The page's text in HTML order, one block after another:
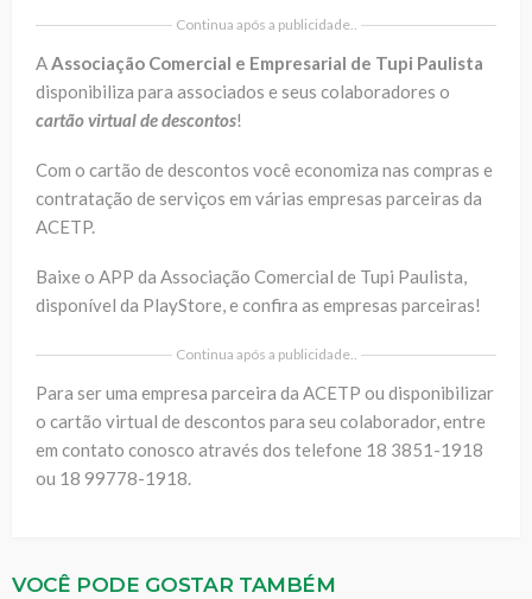
Continua após a publicidade..
AAssociação Comercial e Empresarial de Tupi Paulista
disponibiliza para associados e seus colaboradores o
cartão virtual de descontos!
Com o cartão de descontos você economiza nas compras e
contratação de serviços em várias empresas parceiras da
ACETP.
Baixe o APP da Associação Comercial de Tupi Paulista,
disponível da PlayStore, e confira as empresas parceiras!
Continua após a publicidade..
Para ser uma empresa parceira da ACETP ou disponibilizar
o cartão virtual de descontos para seu colaborador, entre
em contato conosco através dos telefone 18 3851-1918
ou 18 99778-1918.
VOCÊ PODE GOSTAR TAMBÉM